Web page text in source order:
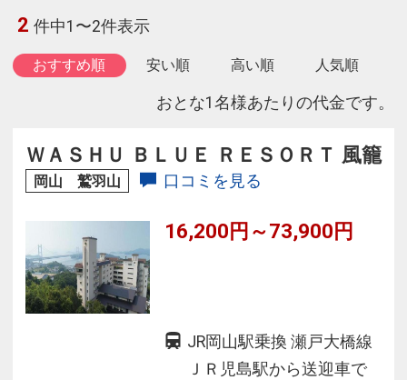
2 件中1〜2件表示
おすすめ順 安い順 高い順 人気順
おとな1名様あたりの代金です。
ＷＡＳＨＵ ＢＬＵＥ ＲＥＳＯＲＴ 風籠
岡山 鷲羽山 口コミを見る
16,200円～73,900円
JR岡山駅乗換 瀬戸大橋線
ＪＲ児島駅から送迎車で